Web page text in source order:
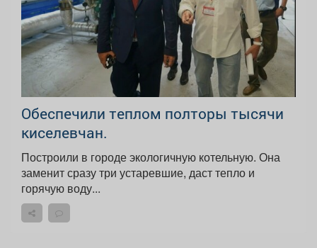
Обеспечили теплом полторы тысячи
киселевчан.
Построили в городе экологичную котельную. Она
заменит сразу три устаревшие, даст тепло и
горячую воду...